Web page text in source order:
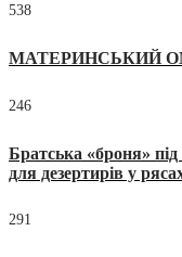
538
МАТЕРИНСЬКИЙ
246
Братська «броня»
для дезертирів у
291